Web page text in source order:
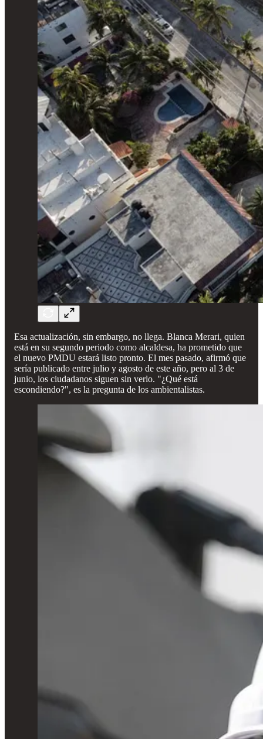
Esa actualización, sin embargo, no llega. Blanca Merari, quien
está en su segundo periodo como alcaldesa, ha prometido que
el nuevo PMDU estará listo pronto. El mes pasado, afirmó que
sería publicado entre julio y agosto de este año, pero al 3 de
junio, los ciudadanos siguen sin verlo. "¿Qué está
escondiendo?", es la pregunta de los ambientalistas.